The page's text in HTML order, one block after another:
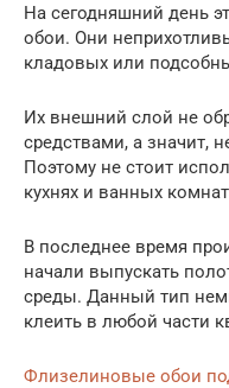
На сегодняшний день
обои. Они
кладовых или
Их внешний слой не
средствами, а значит,
Поэтому не стоит
кухнях и ванных
В последнее время
начали выпускать
среды. Данный тип
клеить в любой части
Флизелиновые обои